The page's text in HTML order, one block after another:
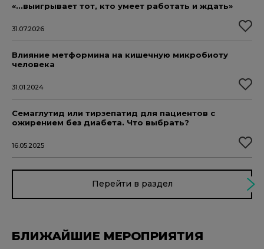
«...выигрывает тот, кто умеет работать и ждать»
31.07.2026
Влияние метформина на кишечную микробиоту
человека
31.01.2024
Семаглутид или тирзепатид для пациентов с
ожирением без диабета. Что выбрать?
16.05.2025
Перейти в раздел
БЛИЖАЙШИЕ МЕРОПРИЯТИЯ